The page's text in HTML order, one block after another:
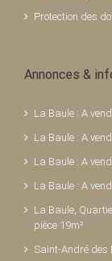
Protection des
Annonces &
La Baule : A
La Baule : A
La Baule : A
La Baule : A
La Baule,
pièce 19m²
Saint-André des